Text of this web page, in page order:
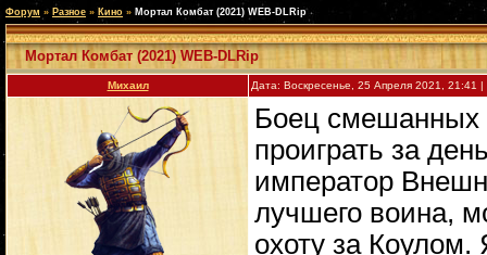
Форум » Разное » Кино » Мортал Комбат (2021) WEB-DLRip
Мортал Комбат (2021) WEB-DLRip
Михаил Дата: Воскресенье, 25 Апреля 2021,
Боец смешанных
проиграть за
император
лучшего воина,
охоту за Коулом.